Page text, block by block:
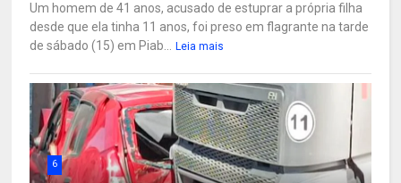
Um homem de 41 anos, acusado de estuprar a própria filha
desde que ela tinha 11 anos, foi preso em flagrante na tarde
de sábado (15) em Piab...
Leia mais
6